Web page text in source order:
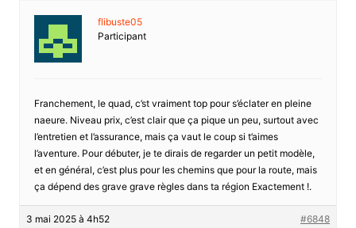
flibuste05
Participant
Franchement, le quad, c’st vraiment top pour s’éclater en pleine
naeure. Niveau prix, c’est clair que ça pique un peu, surtout avec
l’entretien et l’assurance, mais ça vaut le coup si t’aimes
l’aventure. Pour débuter, je te dirais de regarder un petit modèle,
et en général, c’est plus pour les chemins que pour la route, mais
ça dépend des grave grave règles dans ta région Exactement !.
3 mai 2025 à 4h52 #6848